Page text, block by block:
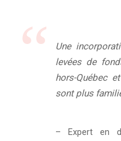
Une
levées de
hors-Québec
sont plus
– Expert en